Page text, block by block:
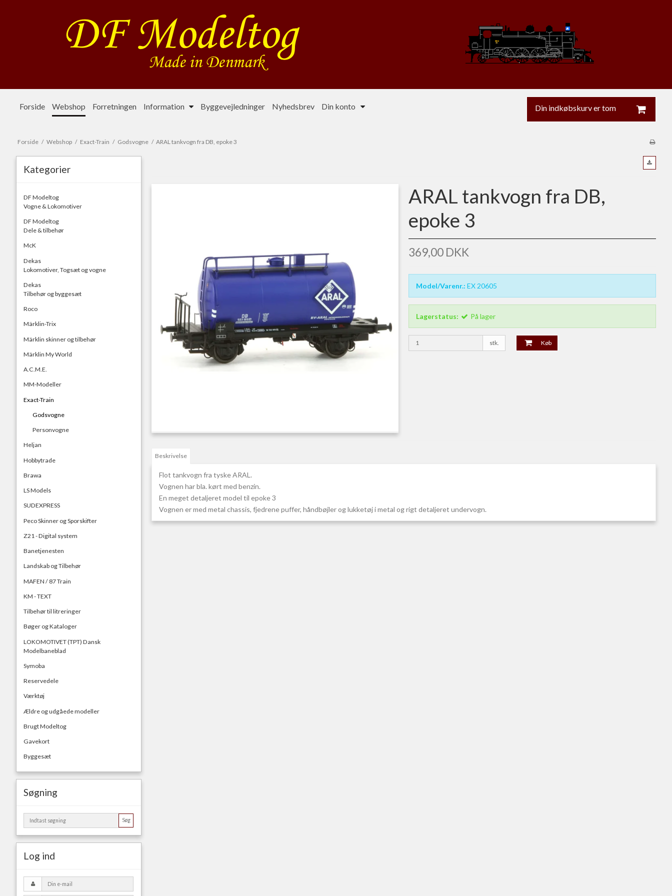
Forside Webshop Forretningen Information Byggevejledninger Nyhedsbrev Din konto Din indkøbskurv er tom
Forside / Webshop / Exact-Train / Godsvogne / ARAL tankvogn fra DB, epoke 3
Kategorier
DF Modeltog
Vogne & Lokomotiver
DF Modeltog
Dele & tilbehør
McK
Dekas
Lokomotiver, Togsæt og vogne
Dekas
Tilbehør og byggesæt
Roco
Märklin-Trix
Märklin skinner og tilbehør
Märklin My World
A.C.M.E.
MM-Modeller
Exact-Train
Godsvogne
Personvogne
Heljan
Hobbytrade
Brawa
LS Models
SUDEXPRESS
Peco Skinner og Sporskifter
Z21 - Digital system
Banetjenesten
Landskab og Tilbehør
MAFEN / 87 Train
KM - TEXT
Tilbehør til litreringer
Bøger og Kataloger
LOKOMOTIVET (TPT) Dansk
Modelbaneblad
Symoba
Reservedele
Værktøj
Ældre og udgåede modeller
Brugt Modeltog
Gavekort
Byggesæt
Søgning
Søg
Log ind
ARAL tankvogn fra DB,
epoke 3
369,00 DKK
Model/Varenr.: EX 20605
Lagerstatus: På lager
stk. Køb
Beskrivelse
Flot tankvogn fra tyske ARAL.
Vognen har bla. kørt med benzin.
En meget detaljeret model til epoke 3
Vognen er med metal chassis, fjedrene puffer, håndbøjler og lukketøj i metal og rigt detaljeret undervogn.